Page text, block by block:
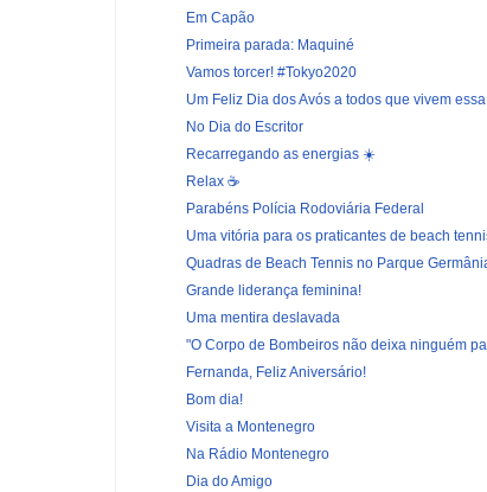
Em Capão
Primeira parada: Maquiné
Vamos torcer! #Tokyo2020
Um Feliz Dia dos Avós a todos que vivem
No Dia do Escritor
Recarregando as energias ☀️
Relax ☕
Parabéns Polícia Rodoviária Federal
Uma vitória para os praticantes de beach
Quadras de Beach Tennis no Parque
Grande liderança feminina!
Uma mentira deslavada
"O Corpo de Bombeiros não deixa ninguém
Fernanda, Feliz Aniversário!
Bom dia!
Visita a Montenegro
Na Rádio Montenegro
Dia do Amigo